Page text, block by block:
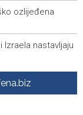
ozlijeđena
nastavljaju
usljed
uoči vježbe 'Brzi